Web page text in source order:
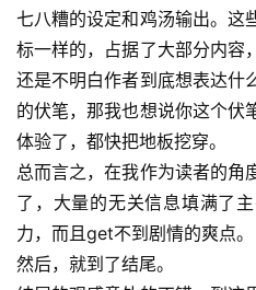
七八糟的设定和鸡汤输出。这
标一样的，占据了大部分内容
还是不明白作者到底想表达什
的伏笔，那我也想说你这个伏
体验了，都快把地板挖穿。
总而言之，在我作为读者的角
了，大量的无关信息填满了
力，而且get不到剧情的爽点。
然后，就到了结尾。